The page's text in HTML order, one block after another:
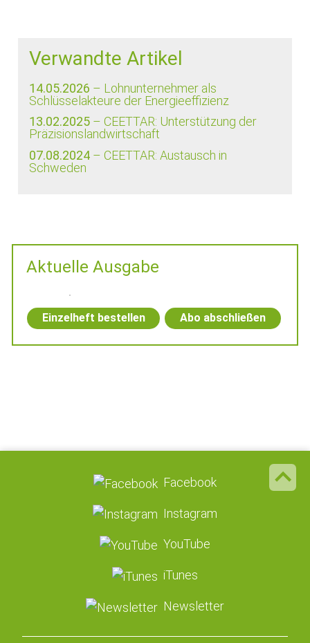
Verwandte Artikel
14.05.2026 – Lohnunternehmer als
Schlüsselakteure der Energieeffizienz
13.02.2025 – CEETTAR: Unterstützung der
Präzisionslandwirtschaft
07.08.2024 – CEETTAR: Austausch in
Schweden
Aktuelle Ausgabe
Einzelheft bestellen Abo abschließen
Facebook
Instagram
YouTube
iTunes
Newsletter